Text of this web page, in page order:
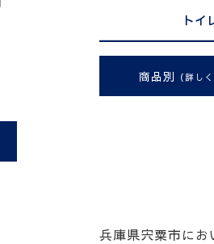
トイ
商品別 （詳し
兵庫県宍粟市にお